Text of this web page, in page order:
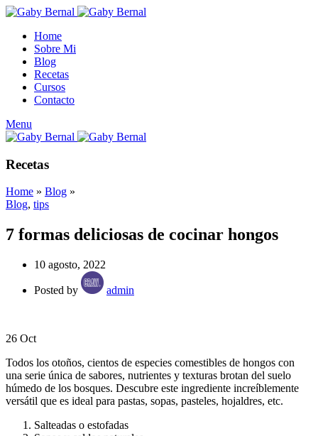
Home
Sobre Mi
Blog
Recetas
Cursos
Contacto
Menu
Recetas
Home » Blog »
Blog, tips
7 formas deliciosas de cocinar hongos
10 agosto, 2022
Posted by admin
26 Oct
Todos los otoños, cientos de especies comestibles de hongos con
una serie única de sabores, nutrientes y texturas brotan del suelo
húmedo de los bosques. Descubre este ingrediente increíblemente
versátil que es ideal para pastas, sopas, pasteles, hojaldres, etc.
Salteadas o estofadas